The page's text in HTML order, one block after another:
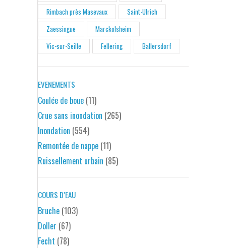
Rimbach près Masevaux
Saint-Ulrich
Zaessingue
Marckolsheim
Vic-sur-Seille
Fellering Ballersdorf
EVENEMENTS
Coulée de boue (11)
Crue sans inondation (265)
Inondation (554)
Remontée de nappe (11)
Ruissellement urbain (85)
COURS D’EAU
Bruche (103)
Doller (67)
Fecht (78)